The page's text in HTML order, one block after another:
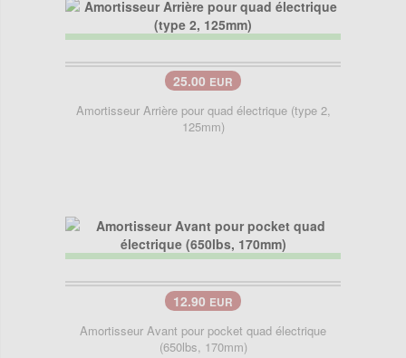
25.00 EUR
Amortisseur Arrière pour quad électrique (type 2,
125mm)
12.90 EUR
Amortisseur Avant pour pocket quad électrique
(650lbs, 170mm)